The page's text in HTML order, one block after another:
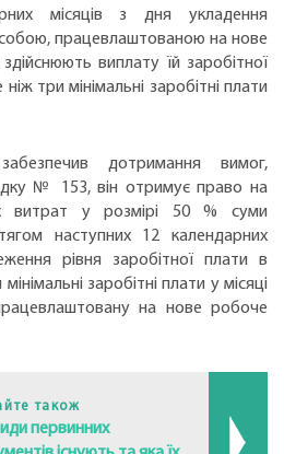
місяців з дня укладення
працевлаштованою на нове
виплату їй заробітної
три мінімальні заробітні плати
дотримання вимог,
№ 153, він отримує право на
витрат у розмірі 50 % суми
наступних 12 календарних
рівня заробітної плати в
заробітні плати у місяці
на нове робоче
також
первинних